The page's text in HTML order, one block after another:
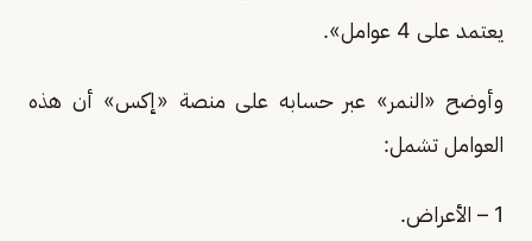
يعتمد على 4 عوامل».
وأوضح «النمر» عبر حسابه على منصة «إكس» أن هذه
العوامل تشمل:
1 – الأعراض.